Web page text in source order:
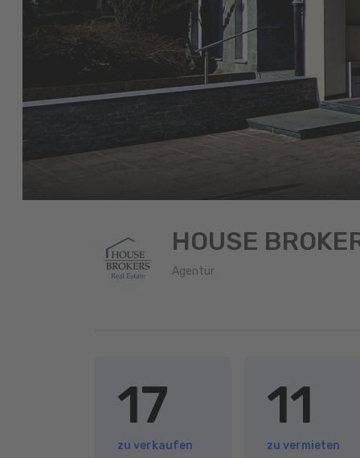
HOUSE
Agentur
17
zu verkaufen
11
zu vermieten